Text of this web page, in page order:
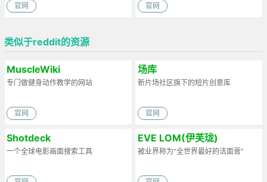
官网 官网
类似于reddit的资源
MuscleWiki
专门做健身动作教学的网站
官网
场库
新片场社区旗下的短片创意库
官网
Shotdeck
一个全球电影画面搜索工具
EVE LOM(伊芙珑)
被业界称为“全世界最好的洁面膏”